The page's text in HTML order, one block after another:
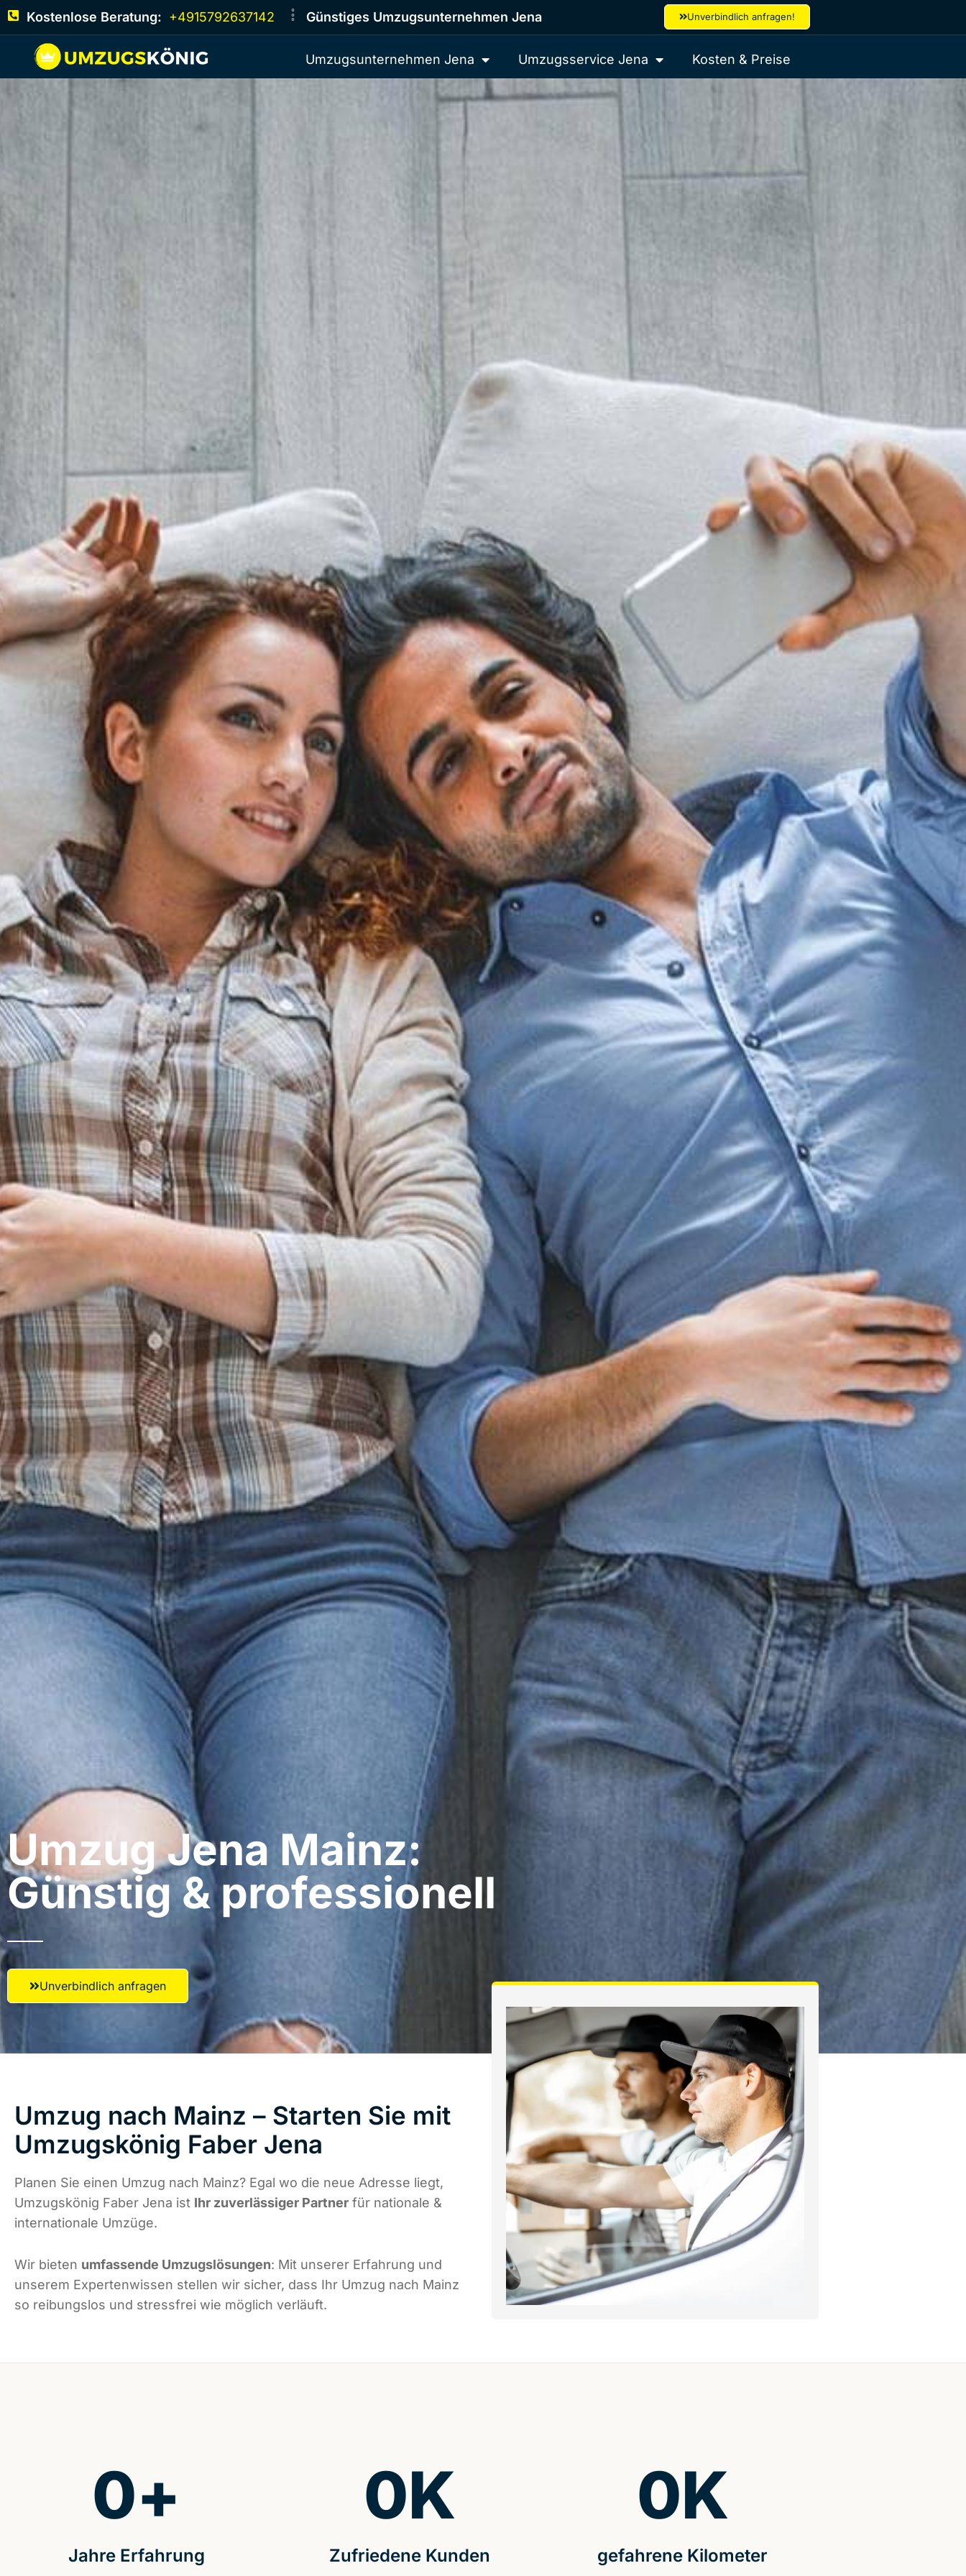
Kostenlose Beratung: +4915792637142 Günstiges Umzugsunternehmen Jena Unverbindlich anfragen!
Umzugsunternehmen Jena Umzugsservice Jena Kosten & Preise
Umzug Jena​ Mainz:
Günstig & professionell​
Unverbindlich anfragen
Umzug nach Mainz – Starten Sie mit
Umzugskönig Faber Jena
Planen Sie einen Umzug nach Mainz? Egal wo die neue Adresse liegt,
Umzugskönig Faber Jena ist Ihr zuverlässiger Partner für nationale &
internationale Umzüge.
Wir bieten umfassende Umzugslösungen: Mit unserer Erfahrung und
unserem Expertenwissen stellen wir sicher, dass Ihr Umzug nach Mainz
so reibungslos und stressfrei wie möglich verläuft.
Jahre Erfahrung
0+
Zufriedene Kunden
0K
gefahrene Kilometer
0K